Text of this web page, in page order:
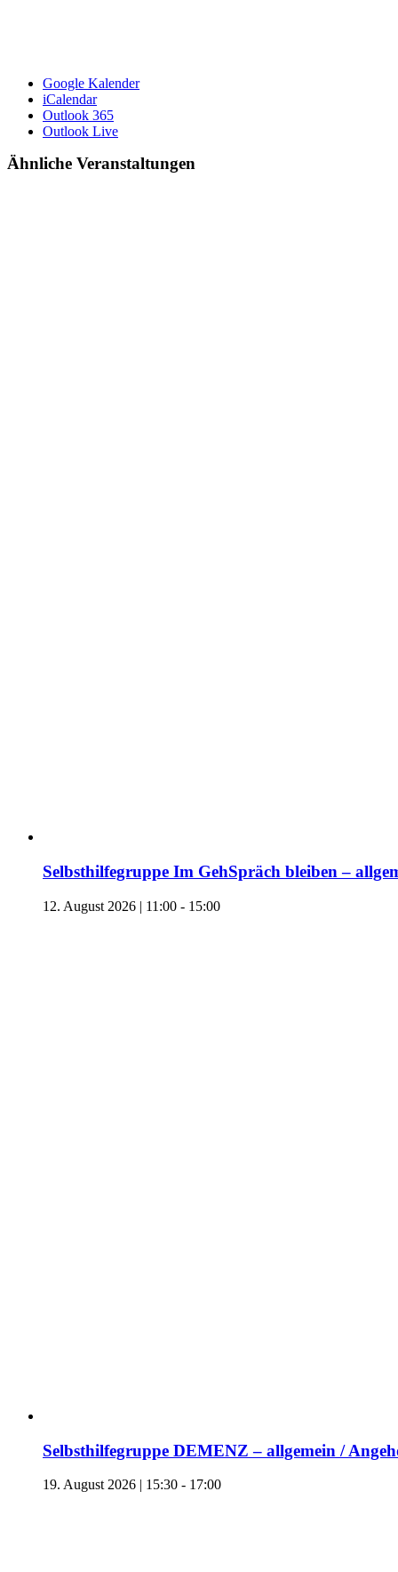
Google Kalender
iCalendar
Outlook 365
Outlook Live
Ähnliche Veranstaltungen
Selbsthilfegruppe Im GehSpräch bleiben –
12. August 2026 | 11:00 - 15:00
Selbsthilfegruppe DEMENZ – allgemein /
19. August 2026 | 15:30 - 17:00